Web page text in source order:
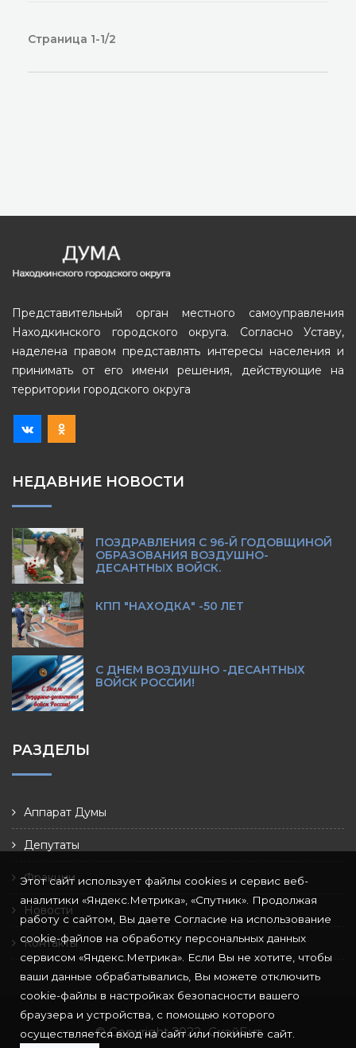
Страница 1-1/2
Представительный орган местного самоуправления
Находкинского городского округа. Согласно Уставу,
наделена правом представлять интересы населения и
принимать от его имени решения, действующие на
территории городского округа
НЕДАВНИЕ НОВОСТИ
ПОЗДРАВЛЕНИЯ С 96-Й ГОДОВЩИНОЙ
ОБРАЗОВАНИЯ ВОЗДУШНО-
ДЕСАНТНЫХ ВОЙСК.
КПП "НАХОДКА" -50 ЛЕТ
С ДНЕМ ВОЗДУШНО -ДЕСАНТНЫХ
ВОЙСК РОССИИ!
РАЗДЕЛЫ
Аппарат Думы
Депутаты
Фракции
Новости
Контакты
© Copyright 2022 СкайБит
Этот сайт использует файлы cookies и сервис веб-
аналитики «Яндекс.Метрика», «Спутник». Продолжая
работу с сайтом, Вы даете Согласие на использование
cookie-файлов на обработку персональных данных
сервисом «Яндекс.Метрика». Если Вы не хотите, чтобы
ваши данные обрабатывались, Вы можете отключить
cookie-файлы в настройках безопасности вашего
браузера и устройства, с помощью которого
осуществляется вход на сайт или покиньте сайт.